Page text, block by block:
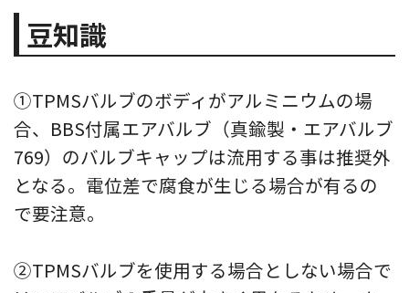
豆知識
①TPMSバルブのボディがアルミニウムの場
合、BBS付属エアバルブ（真鍮製・エアバルブ
769）のバルブキャップは流用する事は推奨外
となる。電位差で腐食が生じる場合が有るの
で要注意。
②TPMSバルブを使用する場合としない場合で